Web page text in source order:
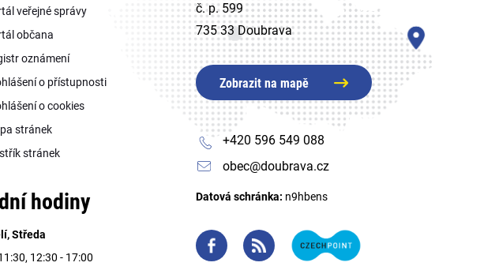
veřejné správy
občana
oznámení
o přístupnosti
o cookies
stránek
stránek
hodiny
Středa
12:30 - 17:00
č. p. 599
735 33 Doubrava
Zobrazit na mapě
+420 596 549 088
obec@doubrava.cz
Datová schránka: n9hbens